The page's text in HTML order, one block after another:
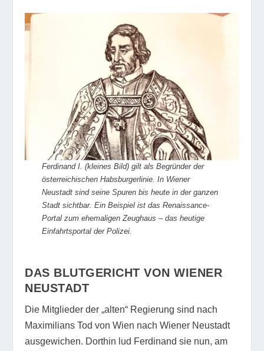
Ferdinand I. (kleines Bild) gilt als Begründer der
österreichischen Habsburgerlinie. In Wiener
Neustadt sind seine Spuren bis heute in der ganzen
Stadt sichtbar. Ein Beispiel ist das Renaissance-
Portal zum ehemaligen Zeughaus – das heutige
Einfahrtsportal der Polizei.
DAS BLUTGERICHT VON WIENER
NEUSTADT
Die Mitglieder der „alten“ Regierung sind nach
Maximilians Tod von Wien nach Wiener Neustadt
ausgewichen. Dorthin lud Ferdinand sie nun, am